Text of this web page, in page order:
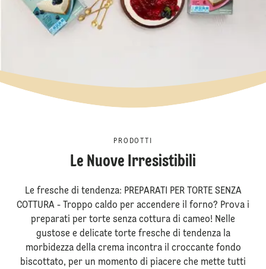
PRODOTTI
Le Nuove Irresistibili
Le fresche di tendenza: PREPARATI PER TORTE SENZA
COTTURA - Troppo caldo per accendere il forno? Prova i
preparati per torte senza cottura di cameo! Nelle
gustose e delicate torte fresche di tendenza la
morbidezza della crema incontra il croccante fondo
biscottato, per un momento di piacere che mette tutti